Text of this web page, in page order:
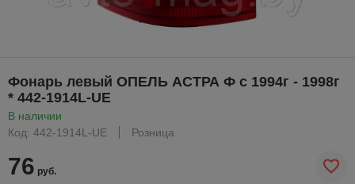
Фонарь левый ОПЕЛЬ АСТРА Ф с 1994г - 1998г
* 442-1914L-UE
В наличии
Код: 442-1914L-UE
Розница
76 руб.